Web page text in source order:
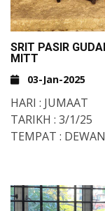
SRIT PASIR
MITT
03-Jan-2025
HARI : JUMAAT
TARIKH : 3/1/25
TEMPAT :